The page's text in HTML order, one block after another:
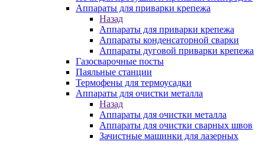
Аппараты для приварки крепежа
Назад
Аппараты для приварки крепежа
Аппараты конденсаторной сварки
Аппараты дуговой приварки крепежа
Газосварочные посты
Паяльные станции
Термофены для термоусадки
Аппараты для очистки металла
Назад
Аппараты для очистки металла
Аппараты для очистки сварных швов
Зачистные машинки для лазерных